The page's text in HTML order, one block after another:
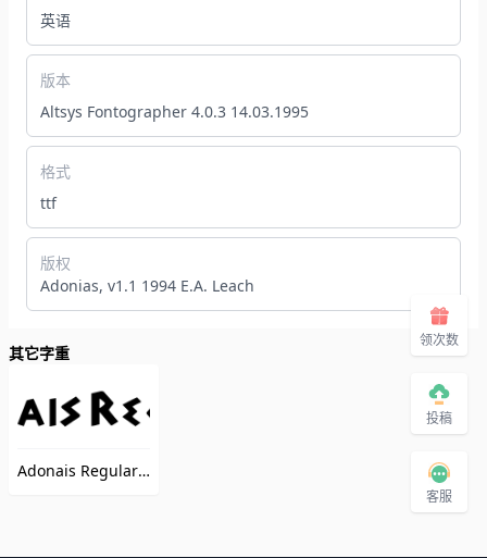
英语
版本
Altsys Fontographer 4.0.3 14.03.1995
格式
ttf
版权
Adonias, v1.1 1994 E.A. Leach
其它字重
Adonais Regular
（Adonais）
领次数
投稿
客服